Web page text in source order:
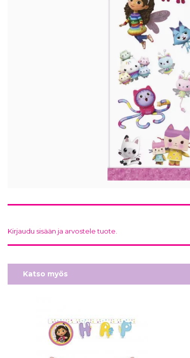
Kirjaudu sisään ja arvostele tuote.
Katso myös